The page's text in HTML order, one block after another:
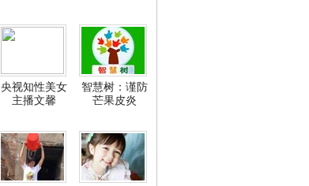
央视知性美女
主播文馨
智慧树：谨防
芒果皮炎